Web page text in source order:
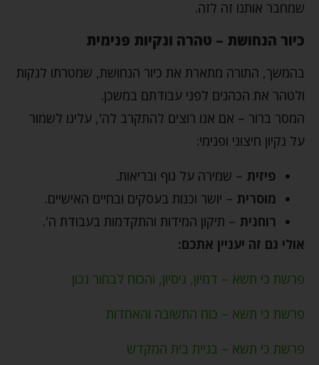
שמחבר אותנו זה לזה.
כיור הנחושת – טהרה ונקיות פנימית
בהמשך, התורה מתארת את כיור הנחושת, שמטרתו לנקות
ולטהר את הכהנים לפני עבודתם במשכן.
המסר ברור – אם אנו רוצים להתקרב לה', עלינו לשמור
על נקיון חיצוני ופנימי:
פיזית – שמירה על גוף ובריאות.
מוסרית – יושר וכנות בעסקים ובחיים האישיים.
רוחנית – תיקון המידות והתקדמות בעבודת ה'.
אולי גם זה יעניין אתכם:
פרשת כי תשא – דמיון, ניסיון, והכוח לבחור נכון
פרשת כי תשא – כוח התשובה והאחדות
פרשת כי תשא – בניית בית המקדש